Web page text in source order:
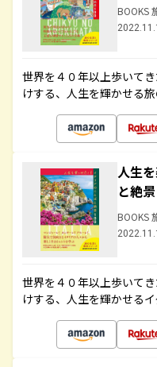
BOOKS
世界を４０年以上歩いて
けする、人生を輝かせる
人生
と絶
BOOKS
世界を４０年以上歩いて
けする、人生を輝かせる